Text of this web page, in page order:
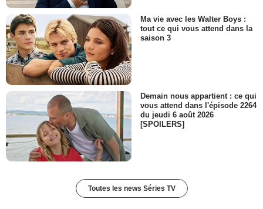
Ma vie avec les Walter Boys :
tout ce qui vous attend dans la
saison 3
Demain nous appartient : ce qui
vous attend dans l'épisode 2264
du jeudi 6 août 2026
[SPOILERS]
Toutes les news Séries TV